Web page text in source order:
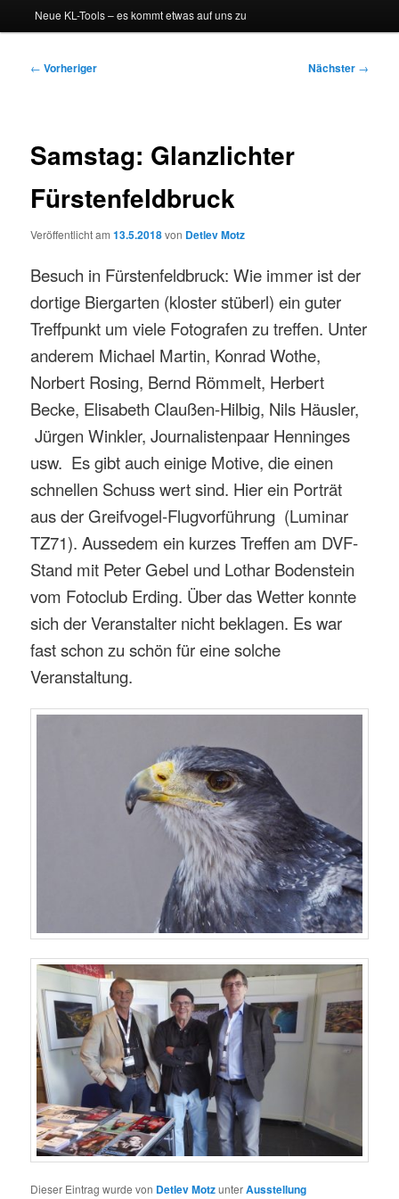
Neue KL-Tools – es kommt etwas auf uns zu
Beitragsnavigation
← Vorheriger Nächster →
Samstag: Glanzlichter
Fürstenfeldbruck
Veröffentlicht am13.5.2018von Detlev Motz
Besuch in Fürstenfeldbruck: Wie immer ist der
dortige Biergarten (kloster stüberl) ein guter
Treffpunkt um viele Fotografen zu treffen. Unter
anderem Michael Martin, Konrad Wothe,
Norbert Rosing, Bernd Römmelt, Herbert
Becke, Elisabeth Claußen-Hilbig, Nils Häusler,
Jürgen Winkler, Journalistenpaar Henninges
usw. Es gibt auch einige Motive, die einen
schnellen Schuss wert sind. Hier ein Porträt
aus der Greifvogel-Flugvorführung (Luminar
TZ71). Aussedem ein kurzes Treffen am DVF-
Stand mit Peter Gebel und Lothar Bodenstein
vom Fotoclub Erding. Über das Wetter konnte
sich der Veranstalter nicht beklagen. Es war
fast schon zu schön für eine solche
Veranstaltung.
Dieser Eintrag wurde von Detlev MotzunterAusstellung